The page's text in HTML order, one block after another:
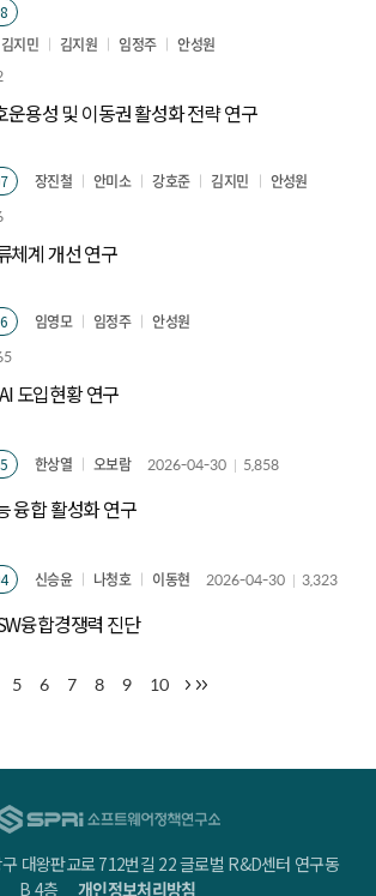
김지민 김지원 임정주
안성원
AI시대 데이터 상호운용성 및 이동권 활성화 전략 연구
장진철 안미소 강호준 김지민
안성원
체계 개선 연구
임영모 임정주
안성원
도입현황 연구
한상열 오보람 2026-04-30 5,858
융합 활성화 연구
신승윤 나청호 이동현 2026-04-30 3,323
융합경쟁력 진단
5 6 7 8 9 10
대왕판교로 712번길 22 글로벌 R&D센터 연구동
B 4층개인정보처리방침